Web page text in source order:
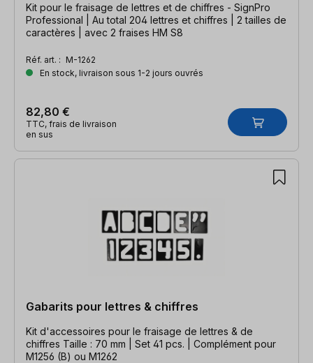
Kit pour le fraisage de lettres et de chiffres - SignPro
Professional | Au total 204 lettres et chiffres | 2 tailles de
caractères | avec 2 fraises HM S8
Réf. art. : M-1262
En stock, livraison sous 1-2 jours ouvrés
82,80 €
TTC, frais de livraison
en sus
Gabarits pour lettres & chiffres
Kit d'accessoires pour le fraisage de lettres & de
chiffres Taille : 70 mm | Set 41 pcs. | Complément pour
M1256 (B) ou M1262